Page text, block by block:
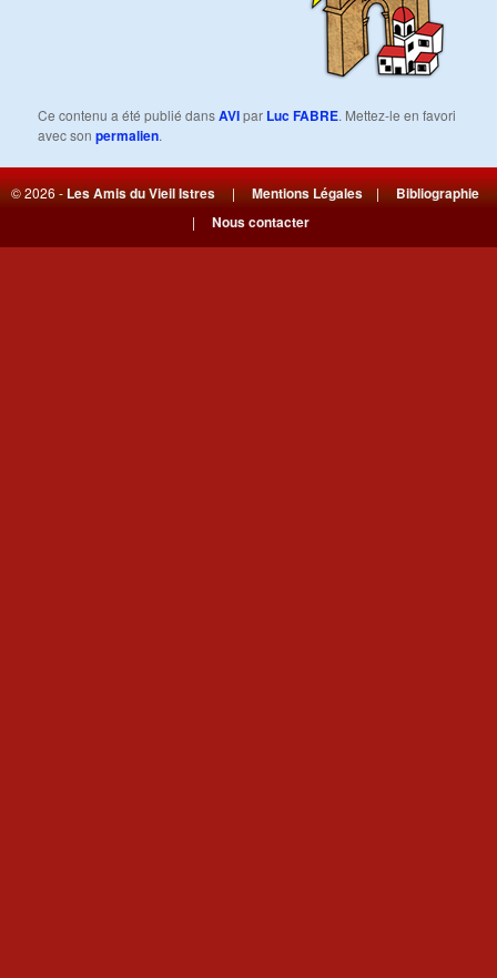
Ce contenu a été publié dansAVIpar Luc FABRE. Mettez-le en favori
avec sonpermalien.
© 2026 -Les Amis du Vieil Istres|Mentions Légales|Bibliographie
| Nous contacter